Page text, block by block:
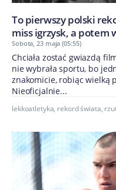
To pierwszy polski
miss igrzysk, a potem
Sobota, 23 maja (05:55)
Chciała zostać gwiazdą
nie wybrała sportu, bo
znakomicie, robiąc wielką
Nieoficjalnie...
lekkoatletyka, rekord świata,